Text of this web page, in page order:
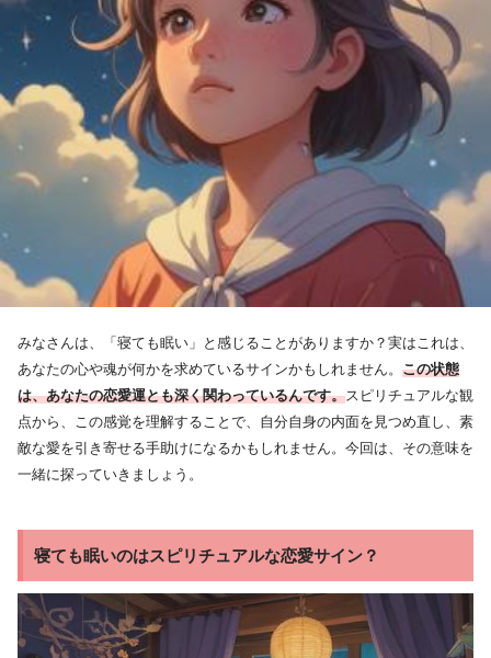
みなさんは、「寝ても眠い」と感じることがありますか？実はこれは、
あなたの心や魂が何かを求めているサインかもしれません。 この状態
は、あなたの恋愛運とも深く関わっているんです。スピリチュアルな観
点から、この感覚を理解することで、自分自身の内面を見つめ直し、素
敵な愛を引き寄せる手助けになるかもしれません。今回は、その意味を
一緒に探っていきましょう。
寝ても眠いのはスピリチュアルな恋愛サイン？